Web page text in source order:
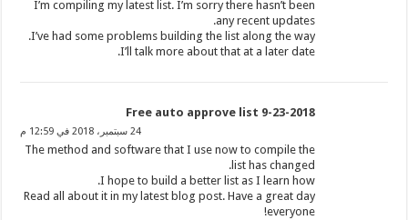
I’m compiling my latest list. I’m sorry there hasn’t been
any recent updates.
I’ve had some problems building the list along the way.
I’ll talk more about that at a later date.
Free auto approve list 9-23-2018
24 سبتمبر، 2018 في 12:59 م
The method and software that I use now to compile the
list has changed.
I hope to build a better list as I learn how.
Read all about it in my latest blog post. Have a great day
everyone!